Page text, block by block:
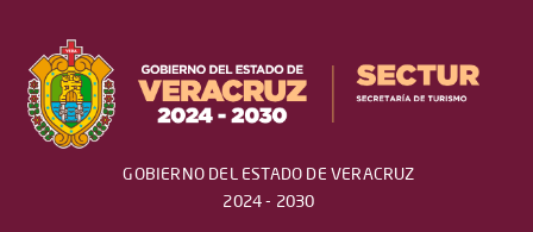
GOBIERNO DEL ESTADO DE VERACRUZ
2024 - 2030